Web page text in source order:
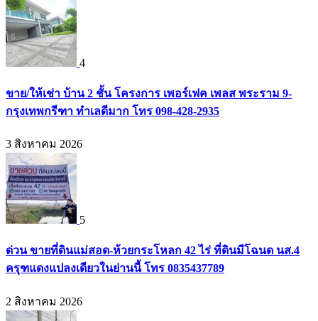
4
ขาย/ให้เช่า บ้าน 2 ชั้น โครงการ เพอร์เฟค เพลส พระราม 9-
กรุงเทพกรีฑา ทำเลดีมาก โทร 098-428-2935
3 สิงหาคม 2026
5
ด่วน ขายที่ดินแม่สอด-ห้วยกระโหลก 42 ไร่ ที่ดินมีโฉนด นส.4
ครุฑแดงแปลงเดียวในย่านนี้ โทร 0835437789
2 สิงหาคม 2026